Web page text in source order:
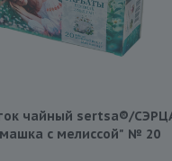
чайный sertsa®/
с мелиссой" № 20